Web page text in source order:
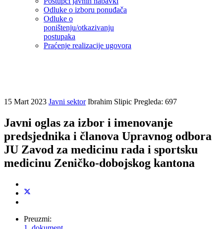
Odluke o izboru ponuđača
Odluke o
poništenju/otkazivanju
postupaka
Praćenje realizacije ugovora
15 Mart 2023 Javni sektor Ibrahim Slipic Pregleda: 697
Javni oglas za izbor i imenovanje
predsjednika i članova Upravnog odbora
JU Zavod za medicinu rada i sportsku
medicinu Zeničko-dobojskog kantona
Preuzmi: